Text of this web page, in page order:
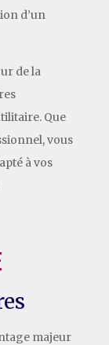
d’un
de la
Que
vous
à vos
majeur